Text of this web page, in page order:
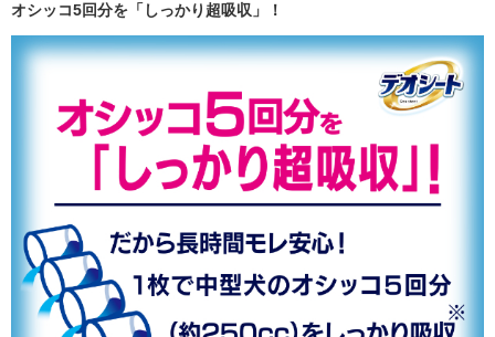
オシッコ5回分を「しっかり超吸収」！